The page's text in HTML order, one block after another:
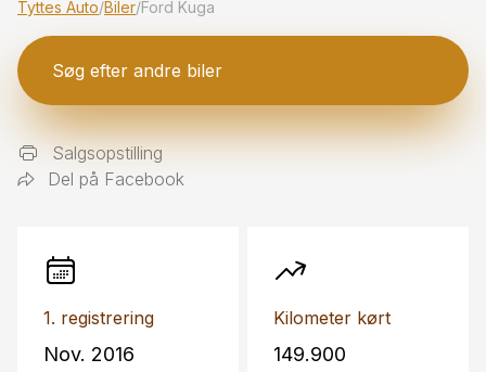
Tyttes Auto/Biler/Ford Kuga
Søg efter andre biler
Salgsopstilling
Del på Facebook
1. registrering
Nov. 2016
Kilometer kørt
149.900